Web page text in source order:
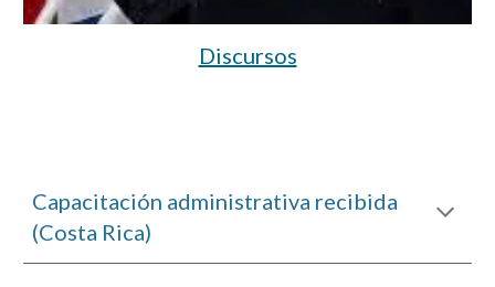
Discursos
Capacitación administrativa recibida
(Costa Rica)